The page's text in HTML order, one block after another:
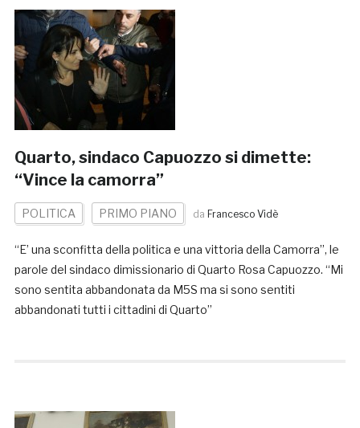
Quarto, sindaco Capuozzo si dimette:
“Vince la camorra”
POLITICA PRIMO PIANO da Francesco Vidè
“E’ una sconfitta della politica e una vittoria della Camorra”, le
parole del sindaco dimissionario di Quarto Rosa Capuozzo. “Mi
sono sentita abbandonata da M5S ma si sono sentiti
abbandonati tutti i cittadini di Quarto”